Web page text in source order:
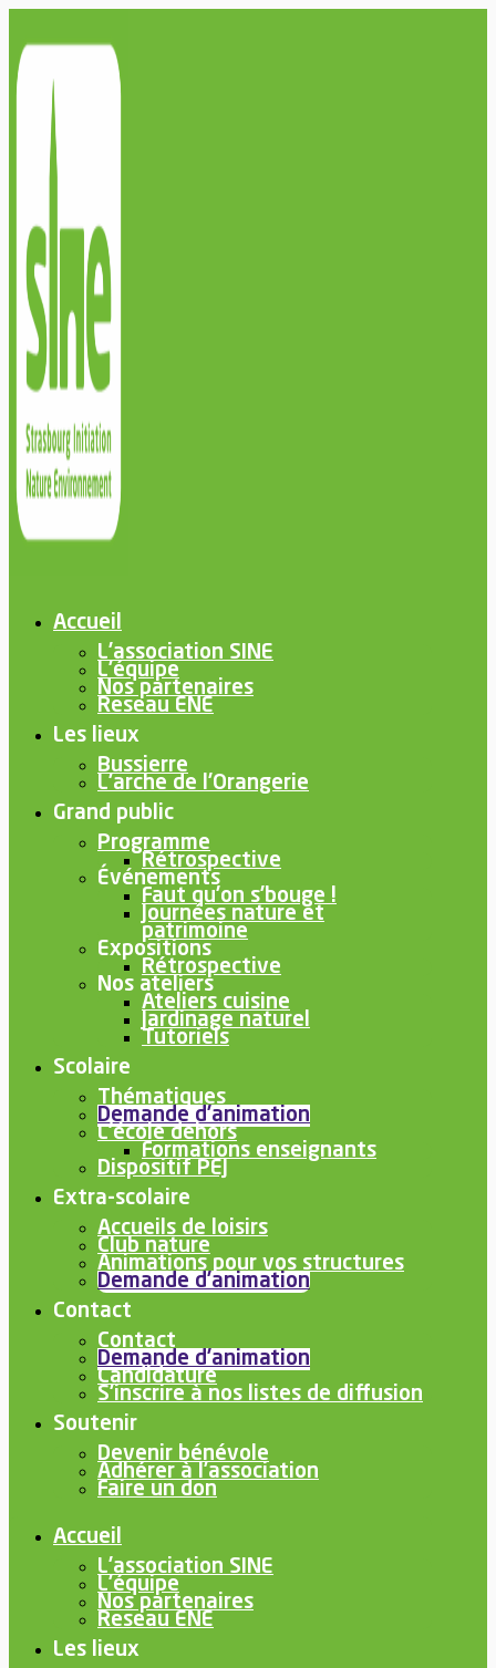
Accueil
L’association SINE
L’équipe
Nos partenaires
Reseau ENE
Les lieux
Bussierre
L’arche de l’Orangerie
Grand public
Programme
Rétrospective
Événements
Faut qu’on s’bouge !
Journées nature et
patrimoine
Expositions
Rétrospective
Nos ateliers
Ateliers cuisine
Jardinage naturel
Tutoriels
Scolaire
Thématiques
Demande d’animation
L’école dehors
Formations enseignants
Dispositif PEJ
Extra-scolaire
Accueils de loisirs
Club nature
Animations pour vos structures
Demande d’animation
Contact
Contact
Demande d’animation
Candidature
S’inscrire à nos listes de diffusion
Soutenir
Devenir bénévole
Adhérer à l’association
Faire un don
Accueil
L’association SINE
L’équipe
Nos partenaires
Reseau ENE
Les lieux